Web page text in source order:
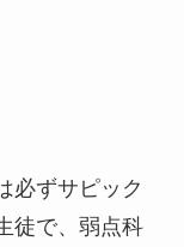
必ずサピック
徒で、弱点科